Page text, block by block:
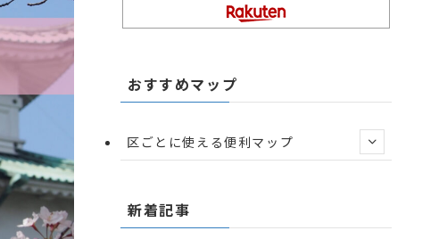
おすすめマップ
区ごとに使える便利マップ
新着記事